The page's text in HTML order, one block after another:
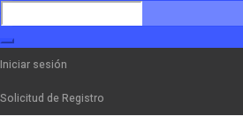
Iniciar sesión
Solicitud de Registro